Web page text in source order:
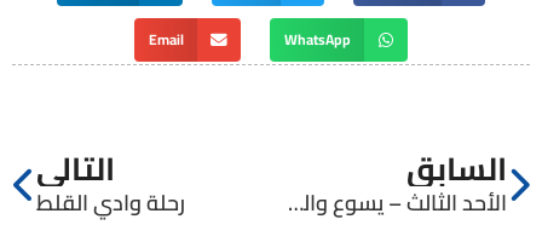
WhatsApp
Email
السابق
الأحد الثالث – يسوع والسامرية
التالي
رحلة وادي القلط